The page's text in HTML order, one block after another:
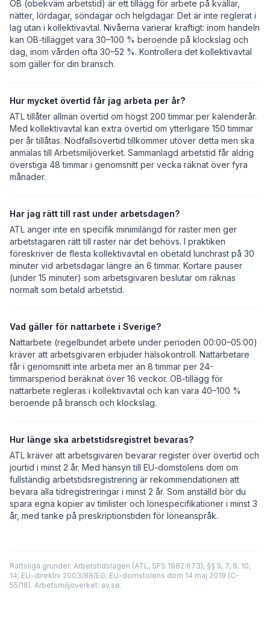
OB (obekväm arbetstid) är ett tillägg för arbete på kvällar,
nätter, lördagar, söndagar och helgdagar. Det är inte reglerat i
lag utan i kollektivavtal. Nivåerna varierar kraftigt: inom handeln
kan OB-tillägget vara 30–100 % beroende på klockslag och
dag, inom vården ofta 30–52 %. Kontrollera det kollektivavtal
som gäller för din bransch.
Hur mycket övertid får jag arbeta per år?
ATL tillåter allmän övertid om högst 200 timmar per kalenderår.
Med kollektivavtal kan extra övertid om ytterligare 150 timmar
per år tillåtas. Nödfallsövertid tillkommer utöver detta men ska
anmälas till Arbetsmiljöverket. Sammanlagd arbetstid får aldrig
överstiga 48 timmar i genomsnitt per vecka räknat över fyra
månader.
Har jag rätt till rast under arbetsdagen?
ATL anger inte en specifik minimilängd för raster men ger
arbetstagaren rätt till raster när det behövs. I praktiken
föreskriver de flesta kollektivavtal en obetald lunchrast på 30
minuter vid arbetsdagar längre än 6 timmar. Kortare pauser
(under 15 minuter) som arbetsgivaren beslutar om räknas
normalt som betald arbetstid.
Vad gäller för nattarbete i Sverige?
Nattarbete (regelbundet arbete under perioden 00:00–05:00)
kräver att arbetsgivaren erbjuder hälsokontroll. Nattarbetare
får i genomsnitt inte arbeta mer än 8 timmar per 24-
timmarsperiod beräknat över 16 veckor. OB-tillägg för
nattarbete regleras i kollektivavtal och kan vara 40–100 %
beroende på bransch och klockslag.
Hur länge ska arbetstidsregistret bevaras?
ATL kräver att arbetsgivaren bevarar register över övertid och
jourtid i minst 2 år. Med hänsyn till EU-domstolens dom om
fullständig arbetstidsregistrering är rekommendationen att
bevara alla tidregistreringar i minst 2 år. Som anställd bör du
spara egna kopier av timlister och lönespecifikationer i minst 3
år, med tanke på preskriptionstiden för löneanspråk.
Rättsliga grunder: Arbetstidslagen (ATL, SFS 1982:673), §§ 5, 7, 8, 10,
14; EU-direktiv 2003/88/EG; EU-domstolens dom 14 maj 2019 (C-
55/18). Arbetsmiljöverket: av.se.